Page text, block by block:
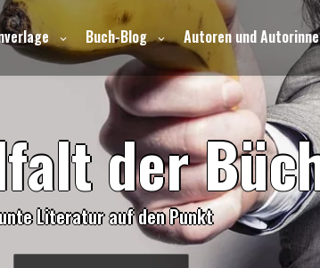
Buch-Blog Autoren und
faltderBüc
Literatur auf den Punkt